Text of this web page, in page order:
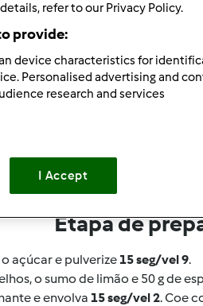
Fácil
Etapa de
açúcar e pulverize 15 seg/vel 9.
o sumo de limão e 50 g de
e envolva 15 seg/vel 2. Coe
refer to our Privacy Policy.
provide:
device characteristics for
Personalised advertising and
research and services
I Accept